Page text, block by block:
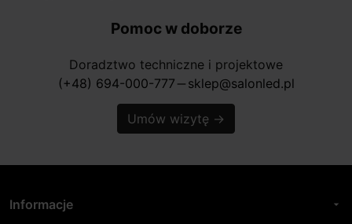
Pomoc w doborze
Doradztwo techniczne i projektowe
(+48) 694-000-777 horizontal_rule sklep@salonled.pl
Umów wizytę →
Informacje arrow_drop_down